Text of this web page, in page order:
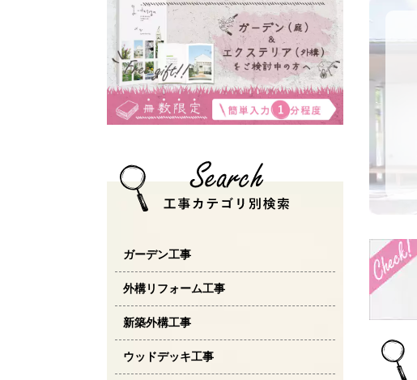
ガーデン工事
外構リフォーム工事
新築外構工事
ウッドデッキ工事